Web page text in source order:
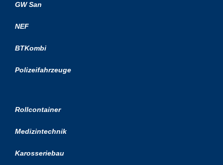
GW San
NEF
BTKombi
Polizeifahrzeuge
Rollcontainer
Medizintechnik
Karosseriebau